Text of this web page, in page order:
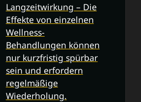
Langzeitwirkung – Die
Effekte von einzelnen
Wellness-
Behandlungen können
nur kurzfristig spürbar
sein und erfordern
regelmäßige
Wiederholung.